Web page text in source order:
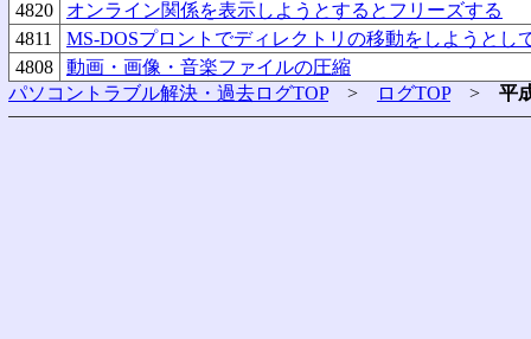
4820
オンライン関係を表示しようとするとフリーズする
4811
MS-DOSプロントでディレクトリの移動をしようとし
4808
動画・画像・音楽ファイルの圧縮
パソコントラブル解決・過去ログTOP> ログTOP> 平